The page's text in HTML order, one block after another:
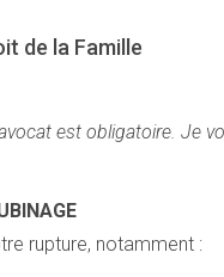
de la Famille
est obligatoire. Je
rupture, notamment :